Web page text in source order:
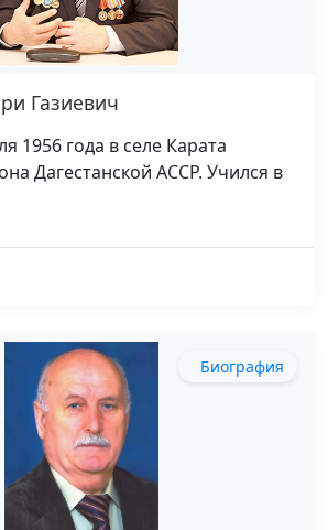
Газиевич
1956 года в селе Карата
Дагестанской АССР. Учился в
Биография